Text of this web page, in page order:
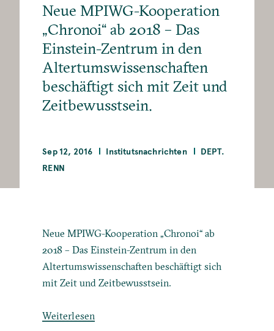
Neue MPIWG-Kooperation
„Chronoi“ ab 2018 – Das
Einstein-Zentrum in den
Altertumswissenschaften
beschäftigt sich mit Zeit und
Zeitbewusstsein.
Sep 12, 2016 Institutsnachrichten
DEPT.
RENN
Neue MPIWG-Kooperation „Chronoi“ ab
2018 – Das Einstein-Zentrum in den
Altertumswissenschaften beschäftigt sich
mit Zeit und Zeitbewusstsein.
Weiterlesen